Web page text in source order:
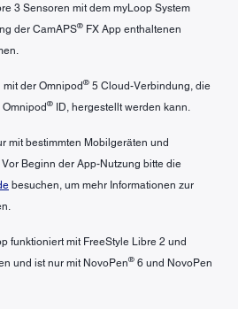
3 Sensoren mit dem myLoop System
der CamAPS® FX App enthaltenen
der Omnipod® 5 Cloud-Verbindung, die
® ID, hergestellt werden kann.
mit bestimmten Mobilgeräten und
Beginn der App-Nutzung bitte die
besuchen, um mehr Informationen zur
funktioniert mit FreeStyle Libre 2 und
und ist nur mit NovoPen® 6 und NovoPen